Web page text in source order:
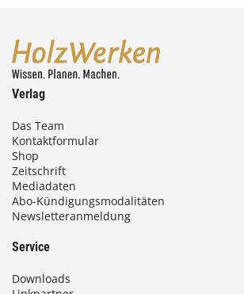
Verlag
Das Team
Kontaktformular
Shop
Zeitschrift
Mediadaten
Abo-Kündigungsmodalitäten
Newsletteranmeldung
Service
Downloads